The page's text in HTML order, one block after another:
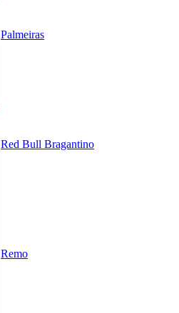
Palmeiras
Red Bull Bragantino
Remo